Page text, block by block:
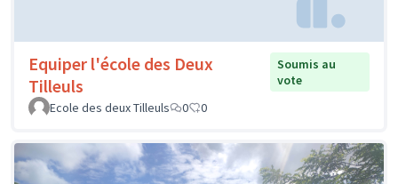
Equiper l'école des Deux
Tilleuls
Soumis au
vote
Ecole des deux Tilleuls
0 0